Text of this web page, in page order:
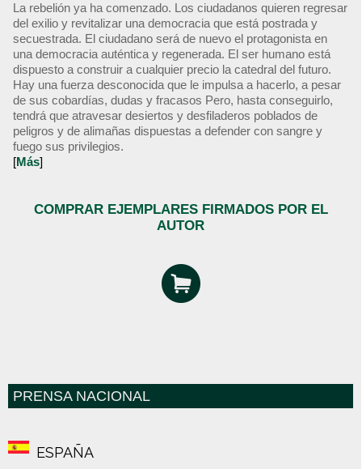
La rebelión ya ha comenzado. Los ciudadanos quieren regresar
del exilio y revitalizar una democracia que está postrada y
secuestrada. El ciudadano será de nuevo el protagonista en
una democracia auténtica y regenerada. El ser humano está
dispuesto a construir a cualquier precio la catedral del futuro.
Hay una fuerza desconocida que le impulsa a hacerlo, a pesar
de sus cobardías, dudas y fracasos Pero, hasta conseguirlo,
tendrá que atravesar desiertos y desfiladeros poblados de
peligros y de alimañas dispuestas a defender con sangre y
fuego sus privilegios.
[Más]
COMPRAR EJEMPLARES FIRMADOS POR EL
AUTOR
PRENSA NACIONAL
ESPAÑA